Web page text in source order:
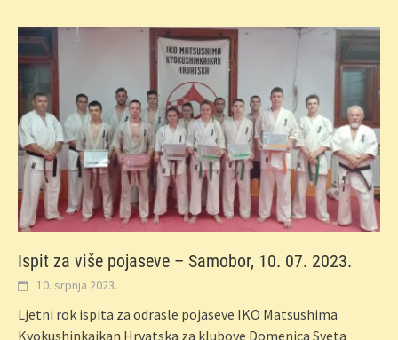
Ispit za više pojaseve – Samobor, 10. 07. 2023.
10. srpnja 2023.
Ljetni rok ispita za odrasle pojaseve IKO Matsushima
Kyokushinkaikan Hrvatska za klubove Domenica Sveta